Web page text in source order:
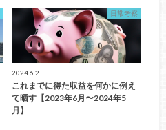
日常考察
2024.6.2
これまでに得た収益を何かに例え
て晒す【2023年6月〜2024年5
月】